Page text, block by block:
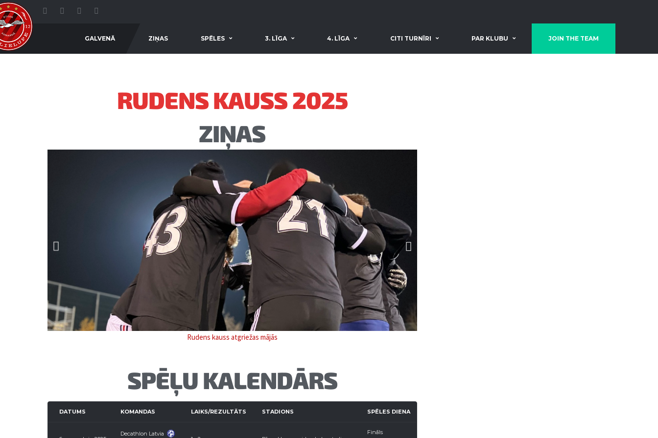
GALVENĀ ZIŅAS SPĒLES 3. LĪGA 4. LĪGA CITI TURNĪRI PAR KLUBU JOIN THE TEAM
RUDENS KAUSS 2025
ZIŅAS
Rudens kauss atgriežas mājās
SPĒĻU KALENDĀRS
DATUMS KOMANDAS LAIKS/REZULTĀTS STADIONS SPĒLES DIENA
Decathlon Latvia Fināls